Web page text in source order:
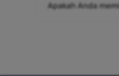
Apakah Anda